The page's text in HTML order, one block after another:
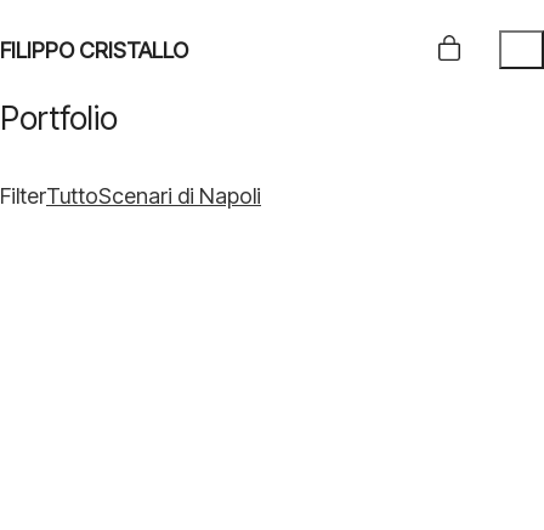
FILIPPO CRISTALLO
Portfolio
FilterTuttoScenari di Napoli